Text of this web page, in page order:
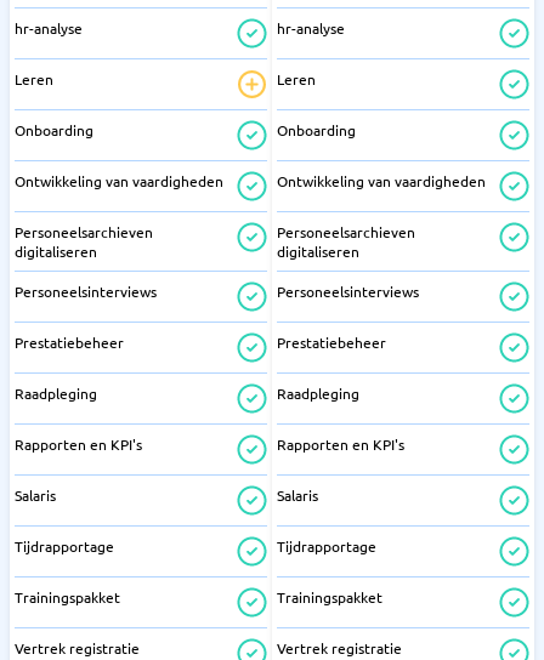
hr-analyse
Leren
Onboarding
Ontwikkeling van vaardigheden
Personeelsarchieven
digitaliseren
Personeelsinterviews
Prestatiebeheer
Raadpleging
Rapporten en KPI's
Salaris
Tijdrapportage
Trainingspakket
Vertrek registratie
hr-analyse
Leren
Onboarding
Ontwikkeling van vaardigheden
Personeelsarchieven
digitaliseren
Personeelsinterviews
Prestatiebeheer
Raadpleging
Rapporten en KPI's
Salaris
Tijdrapportage
Trainingspakket
Vertrek registratie